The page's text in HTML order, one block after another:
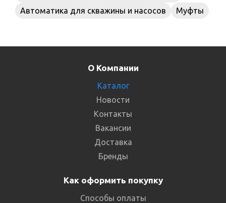
Автоматика для скважины и насосов
Муфты
О Компании
Каталог
Новости
Контакты
Вакансии
Доставка
Бренды
Как оформить покупку
Способы оплаты